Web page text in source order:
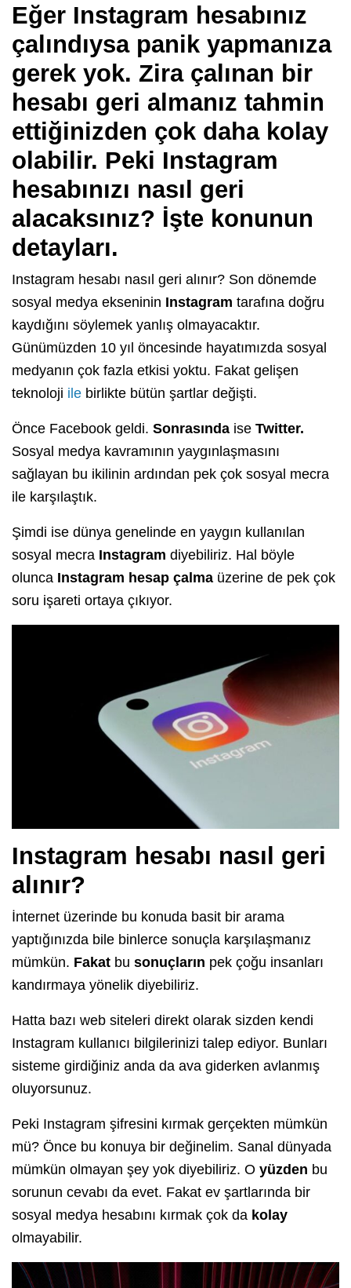
Eğer Instagram hesabınız
çalındıysa panik yapmanıza
gerek yok. Zira çalınan bir
hesabı geri almanız tahmin
ettiğinizden çok daha kolay
olabilir. Peki Instagram
hesabınızı nasıl geri
alacaksınız? İşte konunun
detayları.
Instagram hesabı nasıl geri alınır? Son dönemde
sosyal medya ekseninin Instagram tarafına doğru
kaydığını söylemek yanlış olmayacaktır.
Günümüzden 10 yıl öncesinde hayatımızda sosyal
medyanın çok fazla etkisi yoktu. Fakat gelişen
teknoloji ile birlikte bütün şartlar değişti.
Önce Facebook geldi. Sonrasında ise Twitter.
Sosyal medya kavramının yaygınlaşmasını
sağlayan bu ikilinin ardından pek çok sosyal mecra
ile karşılaştık.
Şimdi ise dünya genelinde en yaygın kullanılan
sosyal mecra Instagram diyebiliriz. Hal böyle
olunca Instagram hesap çalma üzerine de pek çok
soru işareti ortaya çıkıyor.
Instagram hesabı nasıl geri
alınır?
İnternet üzerinde bu konuda basit bir arama
yaptığınızda bile binlerce sonuçla karşılaşmanız
mümkün. Fakat bu sonuçların pek çoğu insanları
kandırmaya yönelik diyebiliriz.
Hatta bazı web siteleri direkt olarak sizden kendi
Instagram kullanıcı bilgilerinizi talep ediyor. Bunları
sisteme girdiğiniz anda da ava giderken avlanmış
oluyorsunuz.
Peki Instagram şifresini kırmak gerçekten mümkün
mü? Önce bu konuya bir değinelim. Sanal dünyada
mümkün olmayan şey yok diyebiliriz. O yüzden bu
sorunun cevabı da evet. Fakat ev şartlarında bir
sosyal medya hesabını kırmak çok da kolay
olmayabilir.